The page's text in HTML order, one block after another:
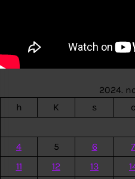
2024.
h
K s c
4
5 6 7
11
12 13